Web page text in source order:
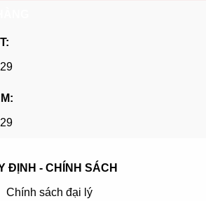
ĐỊNH - CHÍNH SÁCH
Chính sách đại lý